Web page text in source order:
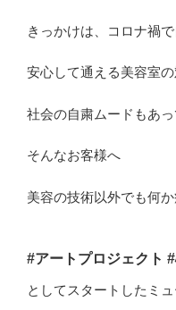
きっかけは、コロナ禍
安心して通える美容室
社会の自粛ムードもあ
そんなお客様へ
美容の技術以外でも何
#アートプロジェクト
としてスタートしたミュ